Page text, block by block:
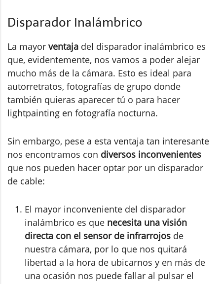
Disparador Inalámbrico
La mayor ventaja del disparador inalámbrico es
que, evidentemente, nos vamos a poder alejar
mucho más de la cámara. Esto es ideal para
autorretratos, fotografías de grupo donde
también quieras aparecer tú o para hacer
lightpainting en fotografía nocturna.
Sin embargo, pese a esta ventaja tan interesante
nos encontramos con diversos inconvenientes
que nos pueden hacer optar por un disparador
de cable:
El mayor inconveniente del disparador
inalámbrico es que necesita una visión
directa con el sensor de infrarrojos de
nuestra cámara, por lo que nos quitará
libertad a la hora de ubicarnos y en más de
una ocasión nos puede fallar al pulsar el